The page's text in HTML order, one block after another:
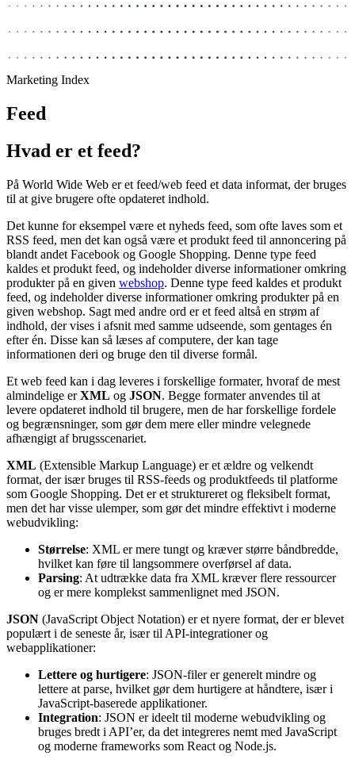
Marketing Index
Feed
Hvad er et feed?
På World Wide Web er et feed/web feed et data informat, der bruges
til at give brugere ofte opdateret indhold.
Det kunne for eksempel være et nyheds feed, som ofte laves som et
RSS feed, men det kan også være et produkt feed til annoncering på
blandt andet Facebook og Google Shopping. Denne type feed
kaldes et produkt feed, og indeholder diverse informationer omkring
produkter på en givenwebshop. Denne type feed kaldes et produkt
feed, og indeholder diverse informationer omkring produkter på en
given webshop. Sagt med andre ord er et feed altså en strøm af
indhold, der vises i afsnit med samme udseende, som gentages én
efter én. Disse kan så læses af computere, der kan tage
informationen deri og bruge den til diverse formål.
Et web feed kan i dag leveres i forskellige formater, hvoraf de mest
almindelige erXMLogJSON. Begge formater anvendes til at
levere opdateret indhold til brugere, men de har forskellige fordele
og begrænsninger, som gør dem mere eller mindre velegnede
afhængigt af brugsscenariet.
XML(Extensible Markup Language) er et ældre og velkendt
format, der især bruges til RSS-feeds og produktfeeds til platforme
som Google Shopping. Det er et struktureret og fleksibelt format,
men det har visse ulemper, som gør det mindre effektivt i moderne
webudvikling:
Størrelse: XML er mere tungt og kræver større båndbredde,
hvilket kan føre til langsommere overførsel af data.
Parsing
: At udtrække data fra XML kræver flere ressourcer
og er mere komplekst sammenlignet med JSON.
JSON(JavaScript Object Notation) er et nyere format, der er blevet
populært i de seneste år, især til API-integrationer og
webapplikationer:
Lettere og hurtigere: JSON-filer er generelt mindre og
lettere at parse, hvilket gør dem hurtigere at håndtere, især i
JavaScript-baserede applikationer.
Integration : JSON er ideelt til moderne webudvikling og